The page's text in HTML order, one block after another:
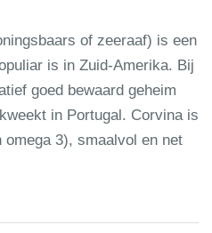
of zeeraaf) is een
is in Zuid-Amerika. Bij
goed bewaard geheim
in Portugal. Corvina is
3), smaalvol en net